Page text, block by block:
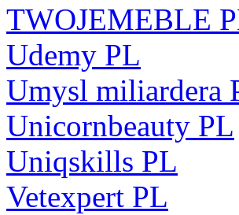
TWOJEMEBLE
Udemy PL
Umysl miliardera
Unicornbeauty PL
Uniqskills PL
Vetexpert PL